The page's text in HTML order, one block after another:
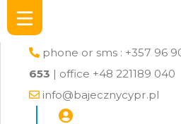
phone or sms : +357 96
653 | office +48 221189 040
info@bajecznycypr.pl